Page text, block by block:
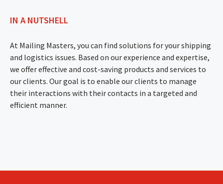
IN A NUTSHELL
At Mailing Masters, you can find solutions for your shipping
and logistics issues. Based on our experience and expertise,
we offer effective and cost-saving products and services to
our clients. Our goal is to enable our clients to manage
their interactions with their contacts in a targeted and
efficient manner.